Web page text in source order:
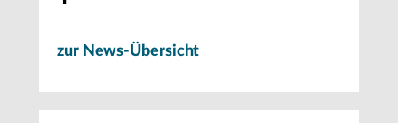
zur News-Übersicht